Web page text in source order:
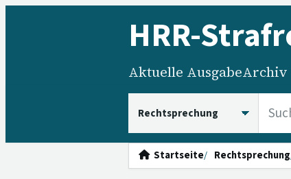
HRR-
Aktuelle AusgabeArchiv
Startseite Rechtsprechung